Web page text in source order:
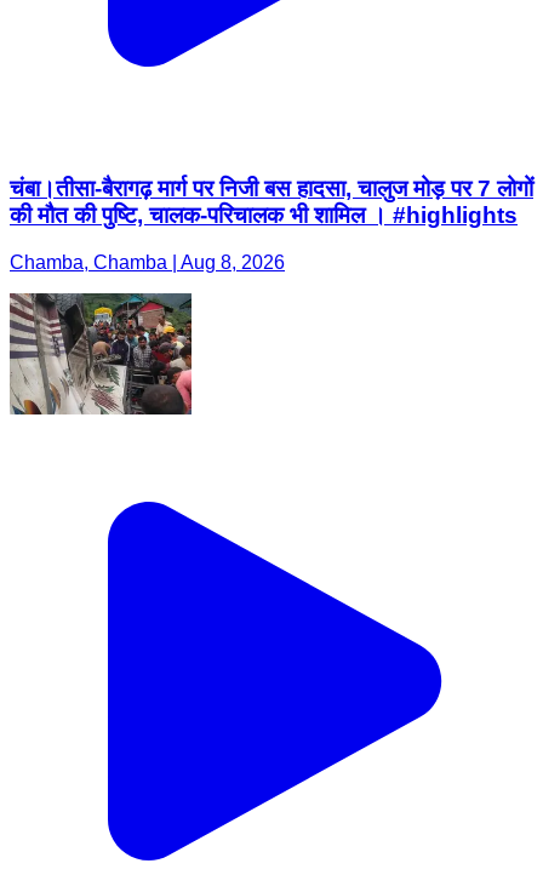
चंबा।तीसा-बैरागढ़ मार्ग पर निजी बस हादसा, चालुज मोड़ पर 7 लोगों
की मौत की पुष्टि, चालक-परिचालक भी शामिल । #highlights
Chamba, Chamba | Aug 8, 2026